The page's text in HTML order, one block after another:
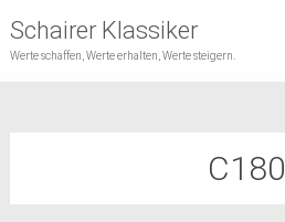
Schairer Klassiker
Werte schaffen, Werte erhalten, Werte steigern.
C180